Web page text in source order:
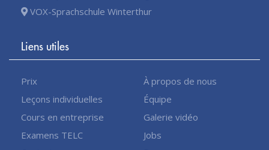
VOX-Sprachschule Winterthur
Liens utiles
Prix
Leçons individuelles
Cours en entreprise
Examens TELC
À propos de nous
Équipe
Galerie vidéo
Jobs